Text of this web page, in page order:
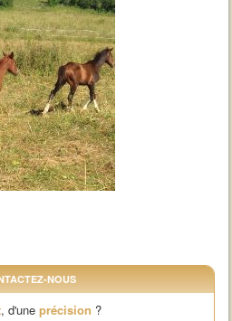
NOUS
, d'uneprécision ?